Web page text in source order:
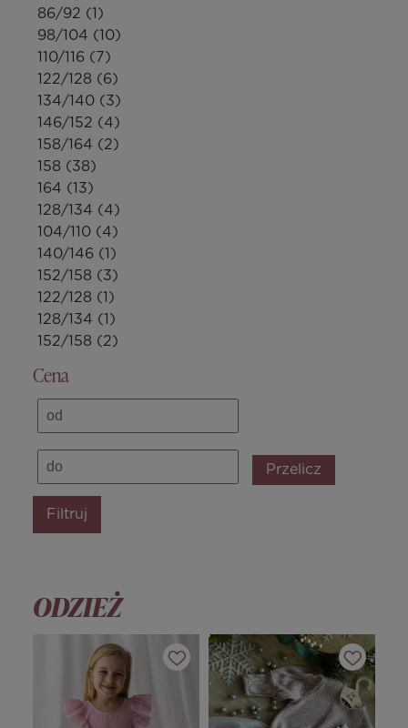
86/92 (1)
98/104 (10)
110/116 (7)
122/128 (6)
134/140 (3)
146/152 (4)
158/164 (2)
158 (38)
164 (13)
128/134 (4)
104/110 (4)
140/146 (1)
152/158 (3)
122/128 (1)
128/134 (1)
152/158 (2)
Cena
Przelicz
Filtruj
ODZIEŻ